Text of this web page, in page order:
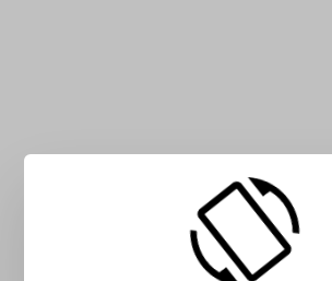
Type Khmer characters into